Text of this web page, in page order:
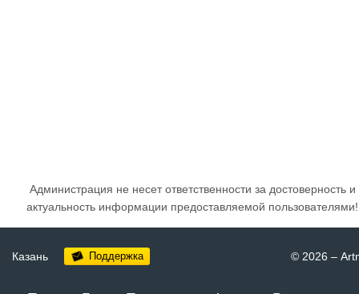
Администрация не несет ответственности за достоверность и
актуальность информации предоставляемой пользователями!
Казань Поддержка © 2026 –